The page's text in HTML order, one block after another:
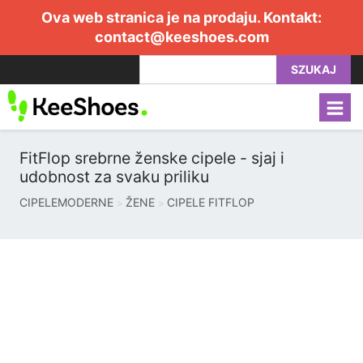
Ova web stranica je na prodaju. Kontakt:
contact@keeshoes.com
SZUKAJ
FitFlop srebrne ženske cipele - sjaj i
udobnost za svaku priliku
CIPELEMODERNE ŽENE CIPELE FITFLOP